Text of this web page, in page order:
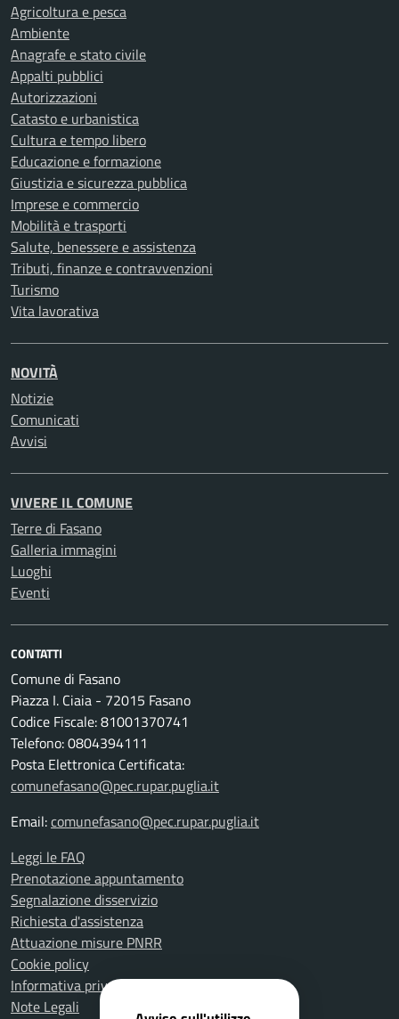
Agricoltura e pesca
Ambiente
Anagrafe e stato civile
Appalti pubblici
Autorizzazioni
Catasto e urbanistica
Cultura e tempo libero
Educazione e formazione
Giustizia e sicurezza pubblica
Imprese e commercio
Mobilità e trasporti
Salute, benessere e assistenza
Tributi, finanze e contravvenzioni
Turismo
Vita lavorativa
NOVITÀ
Notizie
Comunicati
Avvisi
VIVERE IL COMUNE
Terre di Fasano
Galleria immagini
Luoghi
Eventi
CONTATTI
Comune di Fasano
Piazza I. Ciaia - 72015 Fasano
Codice Fiscale: 81001370741
Telefono: 0804394111
Posta Elettronica Certificata:
comunefasano@pec.rupar.puglia.it
Email:comunefasano@pec.rupar.puglia.it
Leggi le FAQ
Prenotazione appuntamento
Segnalazione disservizio
Richiesta d'assistenza
Attuazione misure PNRR
Cookie policy
Informativa privacy
Note Legali